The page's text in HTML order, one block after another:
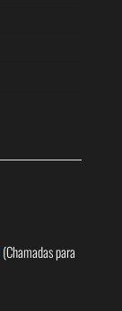
(Chamadas para